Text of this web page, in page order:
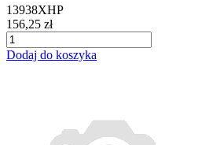
13938XHP
156,25 zł
Dodaj do koszyka